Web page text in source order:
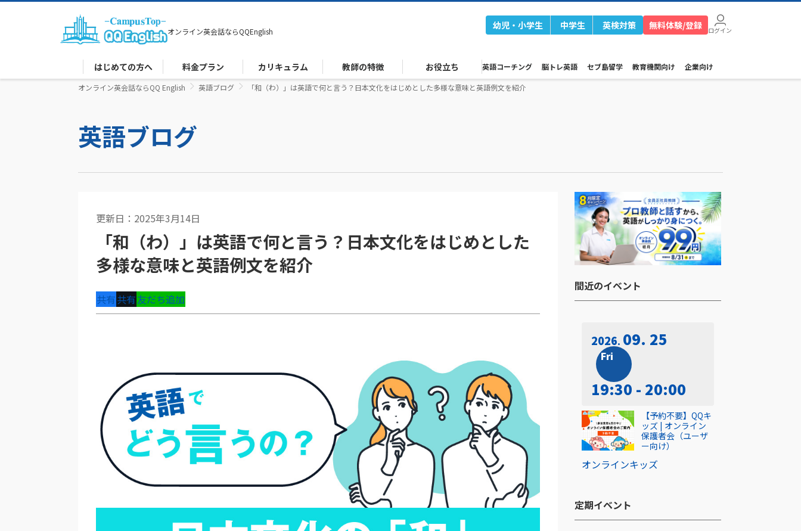
オンライン英会話ならQQEnglish
幼児・小学生 中学生 英検対策 無料体験/登録 ログイン
はじめての方へ 料金プラン カリキュラム 教師の特徴 お役立ち 英語コーチング 脳トレ英語 セブ島留学 教育機関向け 企業向け
オンライン英会話ならQQ English 英語ブログ 「和（わ）」は英語で何と言う？日本文化をはじめとした多様な意味と英語例文を紹介
英語ブログ
更新日：2025年3月14日
「和（わ）」は英語で何と言う？日本文化をはじめとした
多様な意味と英語例文を紹介
共有共有友だち追加
間近のイベント​
2026 09. 25
Fri
19:30 - 20:00
オンラインキッズ
【予約不要】QQキ
ッズ | オンライン
保護者会（ユーザ
ー向け）
定期イベント​